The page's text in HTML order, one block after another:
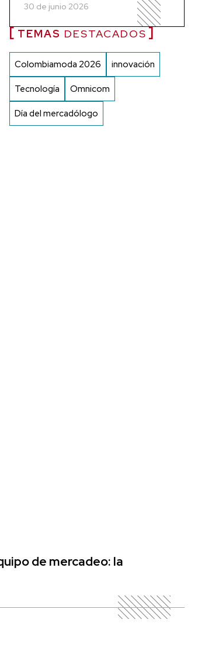
30 de junio 2026
TEMAS DESTACADOS
Colombiamoda 2026 innovación
Tecnología Omnicom
Día del mercadólogo
de mercadeo: la